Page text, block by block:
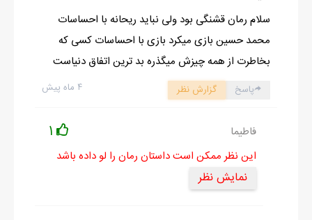
سروان عسگرى هم بايد وارد باند بشن....ايشونم جز مهره هاى اصلى
با اشاره دستش همه سرها به طرفى رفت که سروانه نشسته بود...اونم
-جناب سروان شما هم نقش مهمى داريد که البته تو اين بازى نقطه
اون سروانه با اين حرف چشاشو دوخت به من...اوه اوه...چه چشايي
خوبه لااقل اين چشاش يه جذبه اى داره...ولى ريشاش نميذاشت
سلام رمان قشنگی بود ولی نباید ریحانه با احساسات
محمد حسین بازی میکرد بازی با احساسات کسی که
بخاطرت از همه چیزش میگذره بد ترین اتفاق دنیاست
۴ ماه پیش پاسخ گزارش نظر
فاطیما 1
این نظر ممکن است داستان رمان را لو داده باشد
نمایش نظر